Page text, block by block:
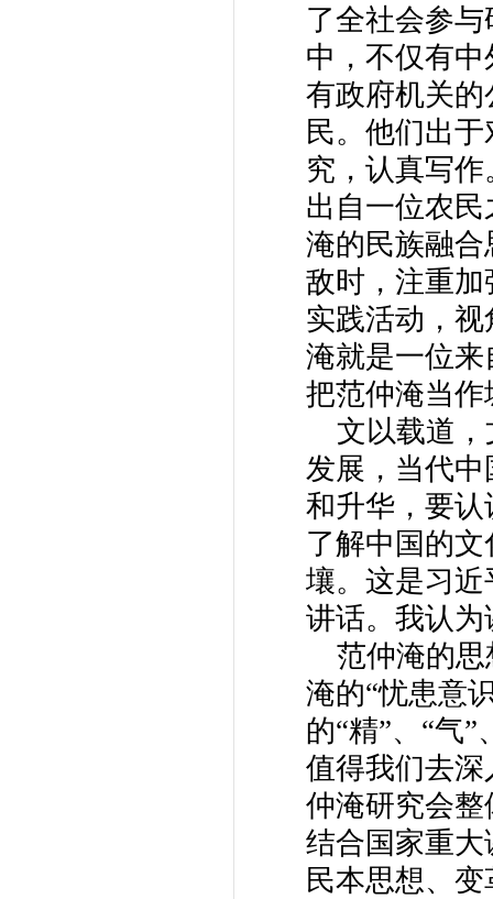
了全社会参
中，不仅有
有政府机关
民。他们出
究，认真写
出自一位农
淹的民族融
敌时，注重
实践活动，
淹就是一位
把范仲淹当作
文以载道，
发展，当代
和升华，要
了解中国的
壤。这是习
讲话。我认
范仲淹的思
淹的“忧患意
的“精”、“气
值得我们去
仲淹研究会
结合国家重
民本思想、